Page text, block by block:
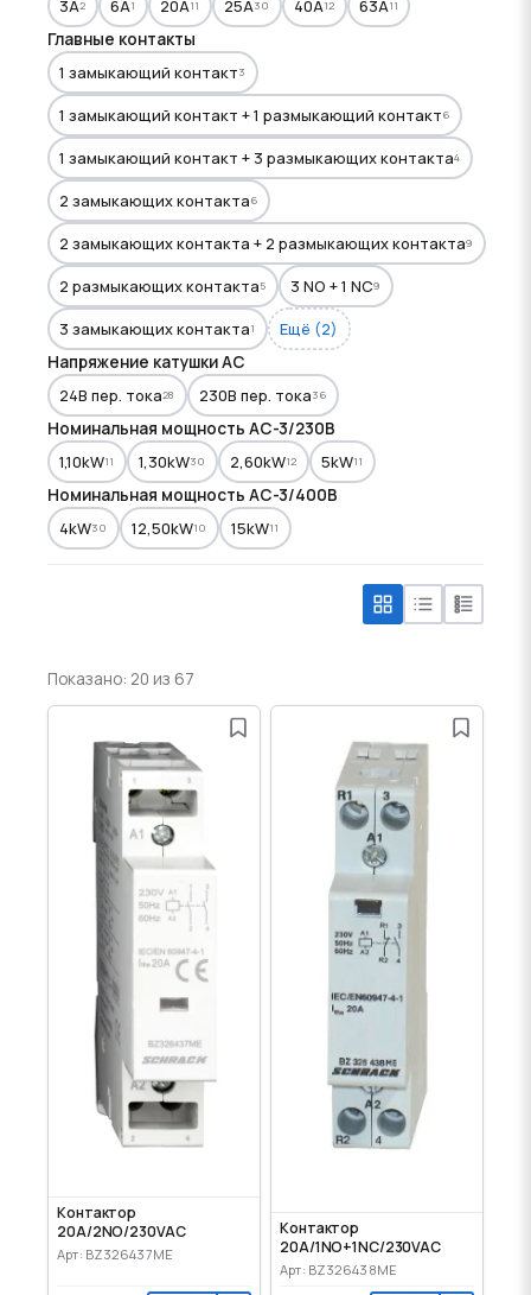
3A2 6A1 20A11 25A30 40A12 63A11
Главные контакты
1 замыкающий контакт3
1 замыкающий контакт + 1 размыкающий контакт6
1 замыкающий контакт + 3 размыкающих контакта4
2 замыкающих контакта6
2 замыкающих контакта + 2 размыкающих контакта9
2 размыкающих контакта5 3 NO + 1 NC9
3 замыкающих контакта1
Ещё (2)
Напряжение катушки АС
24В пер. тока28 230В пер. тока36
Номинальная мощность AC-3/230В
1,10kW11 1,30kW30 2,60kW12 5kW11
Номинальная мощность AC-3/400В
4kW30 12,50kW10 15kW11
Показано: 20 из 67
Контактор
20A/2NO/230VAC
Арт: BZ326437ME
Контактор
20A/1NO+1NC/230VAC
Арт: BZ326438ME